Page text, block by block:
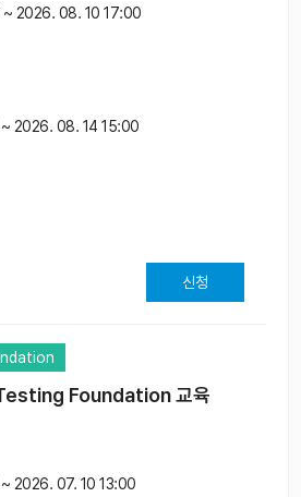
2026. 08. 10 17:00
2026. 08. 14 15:00
신청
Foundation 교육
2026. 07. 10 13:00